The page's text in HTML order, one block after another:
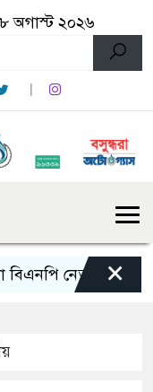
অগাস্ট ২০২৬
নেতাকে লক্ষ্য করে
×